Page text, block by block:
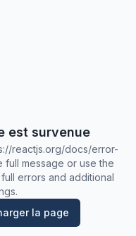
est survenue
reactjs.org/docs/error-
full message or use the
errors and additional
la page